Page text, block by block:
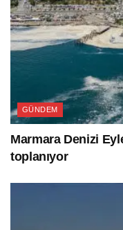
GÜNDEM
Marmara Denizi
toplanıyor